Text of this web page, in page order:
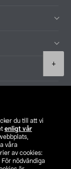
du till att vi
enligt vår
våra
av cookies:
nödvändiga
+